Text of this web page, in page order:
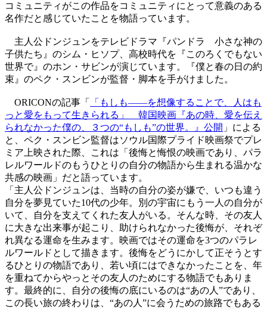
コミュニティがこの作品をコミュニティにとって意義のある
名作だと感じていたことを物語っています。
主人公ドンジュンをテレビドラマ『パンドラ 小さな神の
子供たち』のシム・ヒソプ、高校時代を『このろくでもない
世界で』のホン・サビンが演じています。『僕と春の日の約
束』のペク・スンビンが監督・脚本を手がけました。
ORICONの記事「
「もしも――を想像することで、人はも
っと愛をもって生きられる」 韓国映画『あの時、愛を伝え
られなかった僕の、３つの“もしも”の世界。』公開 」による
と、ペク・スンビン監督はソウル国際プライド映画祭でプレ
ミア上映された際、これは「後悔と悔恨の映画であり、パラ
レルワールドのもうひとりの自分の物語から生まれる温かな
共感の映画」だと語っています。
「主人公ドンジュンは、当時の自分の姿が嫌で、いつも違う
自分を夢見ていた10代の少年。別の宇宙にもう一人の自分が
いて、自分を支えてくれた友人がいる。そんな時、その友人
に大きな出来事が起こり、助けられなかった後悔が、それぞ
れ異なる運命を生みます。映画ではその運命を3つのパラレ
ルワールドとして描きます。後悔をどうにかして正そうとす
るひとりの物語であり、若い頃にはできなかったことを、年
を重ねてからやっとその友人のためにする物語でもありま
す。最終的に、自分の後悔の底にいるのは“あの人”であり、
この長い旅の終わりは、“あの人”に会うための旅路でもある